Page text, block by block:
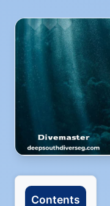
Contents